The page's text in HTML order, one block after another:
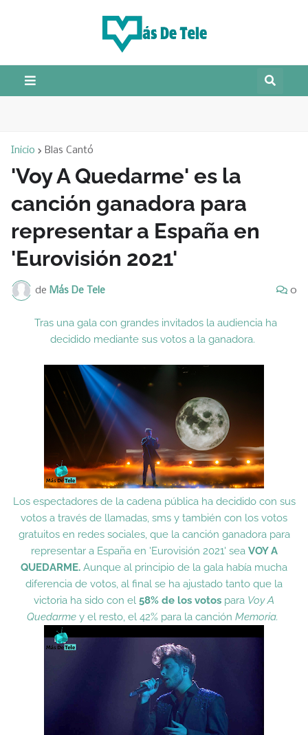
Inicio Blas Cantó
'Voy A Quedarme' es la
canción ganadora para
representar a España en
'Eurovisión 2021'
de Más De Tele 0
Tras una gala con grandes invitados la audiencia ha
decidido mediante sus votos a la ganadora.
Los espectadores de la cadena pública ha decidido con sus
votos a través de llamadas, sms y también con los votos
gratuitos en redes sociales, que la canción ganadora para
representar a España en 'Eurovisión 2021' sea VOY A
QUEDARME. Aunque al principio de la gala había mucha
diferencia de votos, al final se ha ajustado tanto que la
victoria ha sido con el 58% de los votos para Voy A
Quedarme y el resto, el 42% para la canción Memoria.